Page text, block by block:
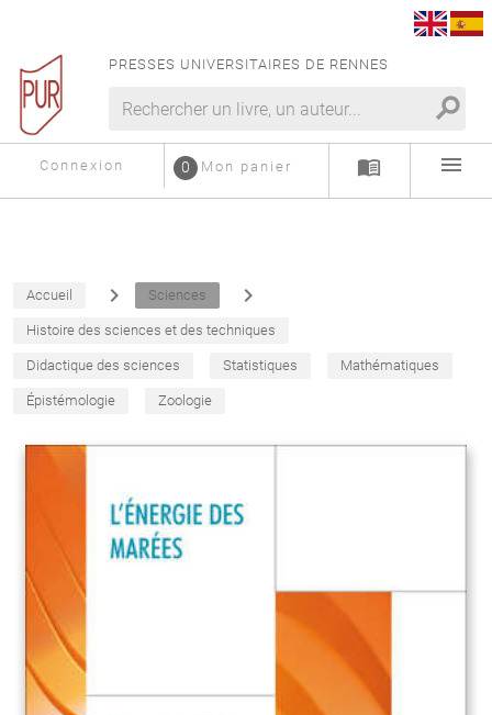
PRESSES UNIVERSITAIRES DE RENNES
search
Connexion Mon panier
0 menu_book menu
Accueil navigate_next Sciences navigate_next
Histoire des sciences et des techniques
Didactique des sciences Statistiques Mathématiques
Épistémologie Zoologie